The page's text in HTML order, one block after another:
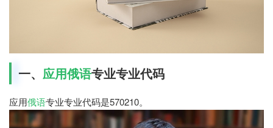
一、 应用俄语专业专业代码
应用俄语专业专业代码是570210。